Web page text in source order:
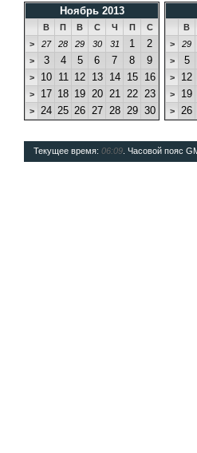
Ноябрь 2013
В П В С Ч П
С
>
27 28 29 30 31 1 2
> 3 4 5 6 7 8 9
> 10 11 12 13 14 15 16
> 17 18 19 20 21 22 23
> 24 25 26 27 28 29 30
В
>
29
> 5
> 12
> 19
> 26
Текущее время: 06:09 . Часовой пояс